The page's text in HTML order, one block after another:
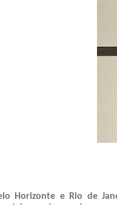
Horizonte e Rio de